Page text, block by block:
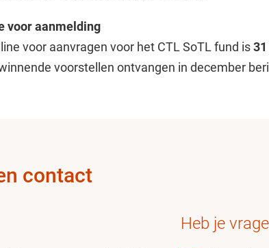
voor aanmelding
voor aanvragen voor het CTL SoTL fund is
voorstellen ontvangen in december
contact
Heb je